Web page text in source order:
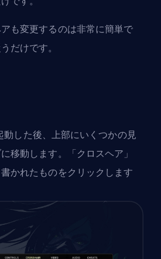
も変更するのは非常に簡単で
だけです。
した後、上部にいくつかの見
移動します。「クロスヘア」
書かれたものをクリックします